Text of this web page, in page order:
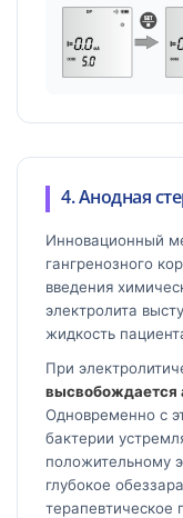
4. Анодная
Инновационный
гангренозного
введения
электролита
жидкость
При
высвобождается
Одновременно с
бактерии
положительному
глубокое
терапевтическое